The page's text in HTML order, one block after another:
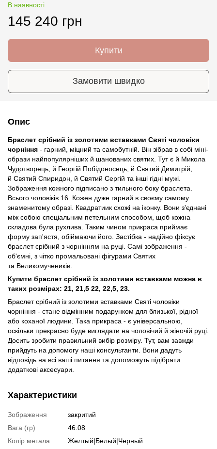
В наявності
145 240 грн
Купити
Замовити швидко
Опис
Браслет срібний із золотими вставками Святі чоловіки
чорніння - гарний, міцний та самобутній. Він зібрав в собі міні-
образи найпопулярніших й шанованих святих. Тут є й Микола
Чудотворець, й Георгій Побідоносець, й Святий Димитрій,
й Святий Спиридон, й Святий Сергій та інші гідні мужі.
Зображення кожного підписано з тильного боку браслета.
Всього чоловіків 16. Кожен дуже гарний в своєму самому
знаменитому образі. Квадратиик схожі на іконку. Вони з'єднані
між собою спеціальним петельним способом, щоб кожна
складова була рухлива. Таким чином прикраса приймає
форму зап'ястя, обіймаючи його. Застібка - надійно фіксує
браслет срібний з чорнінням на руці. Самі зображення -
об'ємні, з чітко промальовані фігурами Святих
та Великомучеників.
Купити браслет срібний із золотими вставками можна в
таких розмірах: 21, 21,5 22, 22,5, 23.
Браслет срібний із золотими вставками Святі чоловіки
чорніння - стане відмінним подарунком для близької, рідної
або коханої людини. Така прикраса - є універсальною,
оскільки прекрасно буде виглядати на чоловічий й жіночій руці.
Досить зробити правильний вибір розміру. Тут, вам завжди
прийдуть на допомогу наші консультанти. Вони дадуть
відповідь на всі ваші питання та допоможуть підібрати
додаткові аксесуари.
Характеристики
Зображення
закритий
Вага (гр)
46.08
Колір метала
Желтый|Белый|Черный